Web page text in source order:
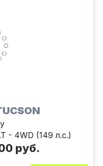
- 4WD (149 л.с.)
руб.